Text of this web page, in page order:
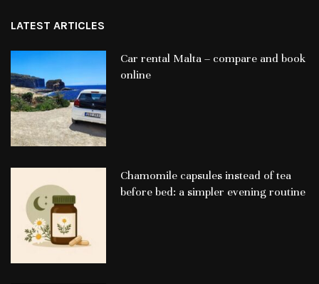
LATEST ARTICLES
Car rental Malta – compare and book
online
Chamomile capsules instead of tea
before bed: a simpler evening routine